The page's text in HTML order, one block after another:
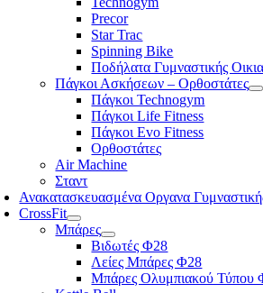
Precor
Star Trac
Spinning Bike
Ποδήλατα Γυμναστικής
Πάγκοι Ασκήσεων – Ορθοστάτες
Πάγκοι Technogym
Πάγκοι Life Fitness
Πάγκοι Evo Fitness
Ορθοστάτες
Air Machine
Σταντ
Ανακατασκευασμένα Οργανα
CrossFit
Μπάρες
Βιδωτές Φ28
Λείες Μπάρες Φ28
Μπάρες Ολυμπιακού Τύπου